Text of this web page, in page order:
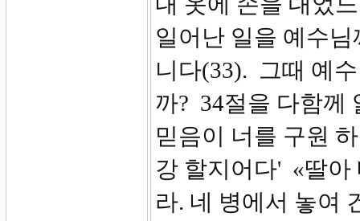
일어난 일을 예수
니다(33). 그때 예
까? 34절을 다함께
믿음이 너를 구원
강 할지어다' «딸아
라. 네 병에서 놓여